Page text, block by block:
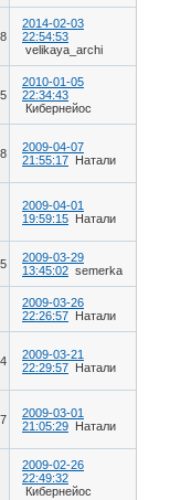
2014-02-03
22:54:53
velikaya_archi
2010-01-05
22:34:43
Кибернейос
2009-04-07
21:55:17
Натали
2009-04-01
19:59:15
Натали
2009-03-29
13:45:02 semerka
2009-03-26
22:26:57
Натали
2009-03-21
22:29:57
Натали
2009-03-01
21:05:29
Натали
2009-02-26
22:49:32
Кибернейос